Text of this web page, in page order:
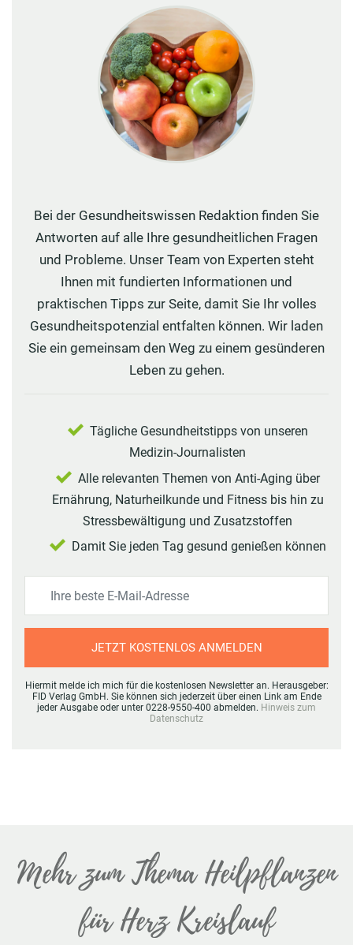
Bei der Gesundheitswissen Redaktion finden Sie
Antworten auf alle Ihre gesundheitlichen Fragen
und Probleme. Unser Team von Experten steht
Ihnen mit fundierten Informationen und
praktischen Tipps zur Seite, damit Sie Ihr volles
Gesundheitspotenzial entfalten können. Wir laden
Sie ein gemeinsam den Weg zu einem gesünderen
Leben zu gehen.
Tägliche Gesundheitstipps von unseren
Medizin-Journalisten
Alle relevanten Themen von Anti-Aging über
Ernährung, Naturheilkunde und Fitness bis hin zu
Stressbewältigung und Zusatzstoffen
Damit Sie jeden Tag gesund genießen können
JETZT KOSTENLOS ANMELDEN
Hiermit melde ich mich für die kostenlosen Newsletter an. Herausgeber:
FID Verlag GmbH. Sie können sich jederzeit über einen Link am Ende
jeder Ausgabe oder unter 0228-9550-400 abmelden. Hinweis zum
Datenschutz
Mehr zum Thema Heilpflanzen
für Herz Kreislauf